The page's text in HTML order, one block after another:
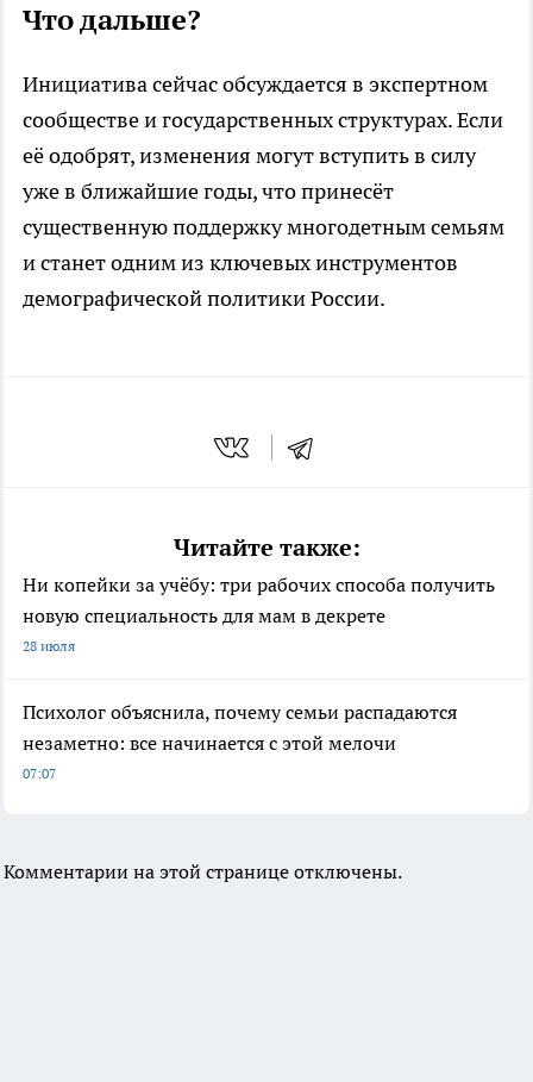
Что дальше?
Инициатива сейчас обсуждается в экспертном
сообществе и государственных структурах. Если
её одобрят, изменения могут вступить в силу
уже в ближайшие годы, что принесёт
существенную поддержку многодетным семьям
и станет одним из ключевых инструментов
демографической политики России.
Читайте также:
Ни копейки за учёбу: три рабочих способа получить
новую специальность для мам в декрете
28 июля
Психолог объяснила, почему семьи распадаются
незаметно: все начинается с этой мелочи
07:07
Комментарии на этой странице отключены.